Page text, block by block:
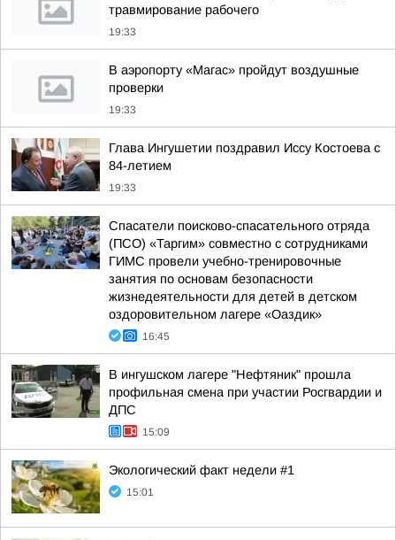
травмирование рабочего
19:33
В аэропорту «Магас» пройдут воздушные
проверки
19:33
Глава Ингушетии поздравил Иссу Костоева с
84-летием
19:33
Спасатели поисково-спасательного отряда
(ПСО) «Таргим» совместно с сотрудниками
ГИМС провели учебно-тренировочные
занятия по основам безопасности
жизнедеятельности для детей в детском
оздоровительном лагере «Оаздик»
16:45
В ингушском лагере "Нефтяник" прошла
профильная смена при участии Росгвардии и
ДПС
15:09
Экологический факт недели #1
15:01